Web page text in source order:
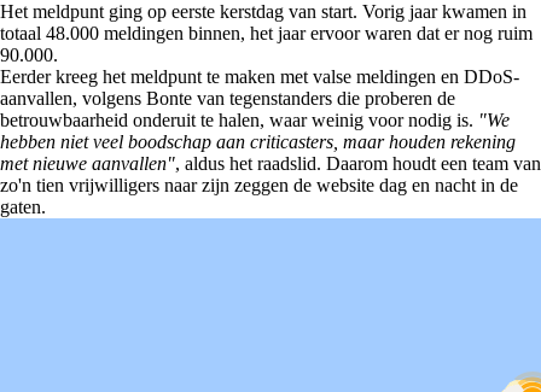
Het meldpunt ging op eerste kerstdag van start. Vorig jaar kwamen in
totaal 48.000 meldingen binnen, het jaar ervoor waren dat er nog ruim
90.000.
Eerder kreeg het meldpunt te maken met valse meldingen en DDoS-
aanvallen, volgens Bonte van tegenstanders die proberen de
betrouwbaarheid onderuit te halen, waar weinig voor nodig is. "We
hebben niet veel boodschap aan criticasters, maar houden rekening
met nieuwe aanvallen", aldus het raadslid. Daarom houdt een team van
zo'n tien vrijwilligers naar zijn zeggen de website dag en nacht in de
gaten.